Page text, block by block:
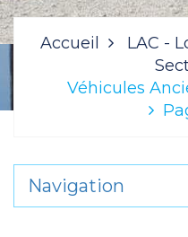
Accueil
LAC -
Véhicules
Navigation